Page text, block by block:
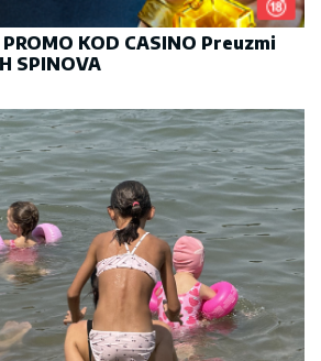
PROMO KOD CASINO Preuzmi
SPINOVA